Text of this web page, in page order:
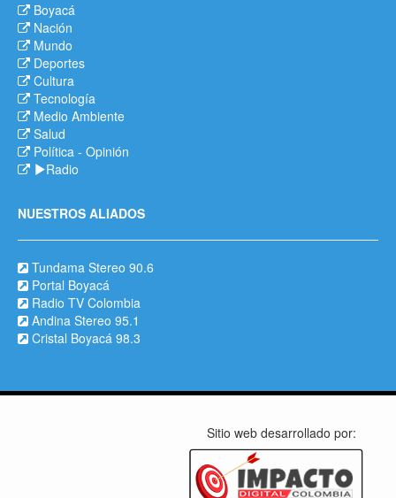
Boyacá
Nación
Mundo
Deportes
Cultura
Tecnología
Medio Ambiente
Salud
Política - Opinión
Radio
NUESTROS ALIADOS
Tundama Stereo 90.6
Portal Boyacá
Radio TV Colombia
Andina Stereo 95.1
Cristal Boyacá 98.3
Sitio web desarrollado por: